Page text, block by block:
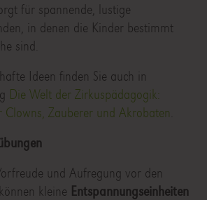
für spannende, lustige
in denen die Kinder bestimmt
sind.
Ideen finden Sie auch in
Die Welt der Zirkuspädagogik:
Clowns, Zauberer und Akrobaten
und Aufregung vor den
kleine Entspannungseinheiten